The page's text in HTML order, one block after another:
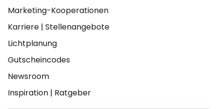
Marketing-Kooperationen
Karriere | Stellenangebote
Lichtplanung
Gutscheincodes
Newsroom
Inspiration | Ratgeber